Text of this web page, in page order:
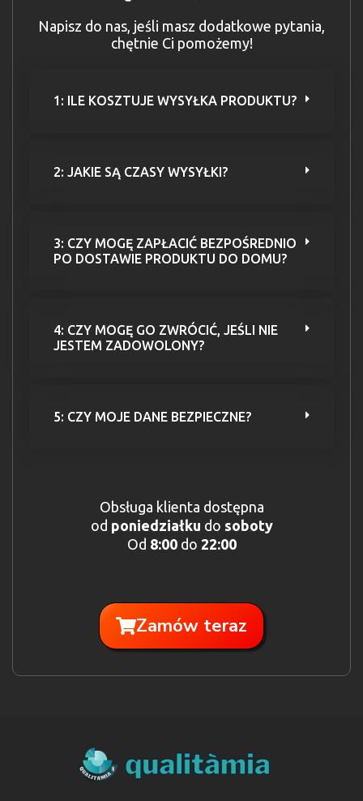
Napisz do nas, jeśli masz dodatkowe pytania,
chętnie Ci pomożemy!
1: ILE KOSZTUJE WYSYŁKA PRODUKTU?
2: JAKIE SĄ CZASY WYSYŁKI?
3: CZY MOGĘ ZAPŁACIĆ BEZPOŚREDNIO
PO DOSTAWIE PRODUKTU DO DOMU?
4: CZY MOGĘ GO ZWRÓCIĆ, JEŚLI NIE
JESTEM ZADOWOLONY?
5: CZY MOJE DANE BEZPIECZNE?
Obsługa klienta dostępna
od poniedziałku do soboty
Od 8:00do 22:00
Zamów teraz